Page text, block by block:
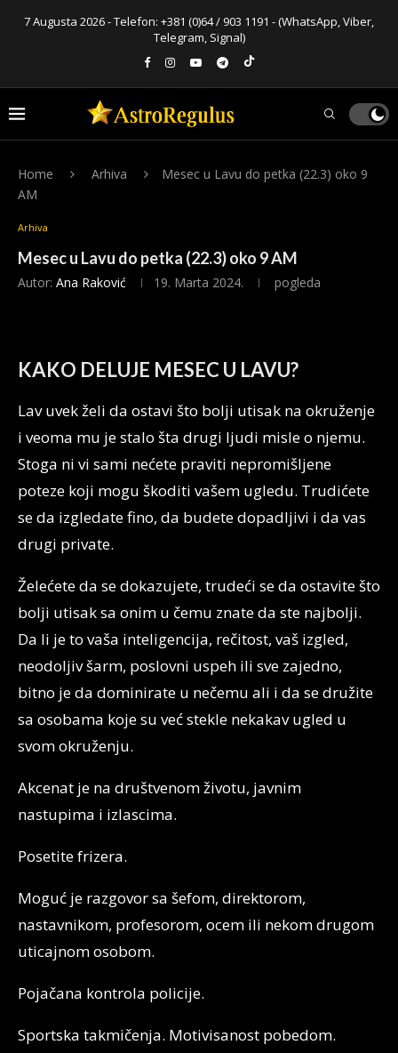
7 Augusta 2026 - Telefon: +381 (0)64 / 903 1191 - (WhatsApp, Viber,
Telegram, Signal)
Home Arhiva
Mesec u Lavu do petka (22.3) oko 9
AM
Arhiva
Mesec u Lavu do petka (22.3) oko 9 AM
Autor: Ana Raković 19. Marta 2024. pogleda
KAKO DELUJE MESEC U LAVU?
Lav uvek želi da ostavi što bolji utisak na okruženje
i veoma mu je stalo šta drugi ljudi misle o njemu.
Stoga ni vi sami nećete praviti nepromišljene
poteze koji mogu škoditi vašem ugledu. Trudićete
se da izgledate fino, da budete dopadljivi i da vas
drugi private.
Želećete da se dokazujete, trudeći se da ostavite što
bolji utisak sa onim u čemu znate da ste najbolji.
Da li je to vaša inteligencija, rečitost, vaš izgled,
neodoljiv šarm, poslovni uspeh ili sve zajedno,
bitno je da dominirate u nečemu ali i da se družite
sa osobama koje su već stekle nekakav ugled u
svom okruženju.
Akcenat je na društvenom životu, javnim
nastupima i izlascima.
Posetite frizera.
Moguć je razgovor sa šefom, direktorom,
nastavnikom, profesorom, ocem ili nekom drugom
uticajnom osobom.
Pojačana kontrola policije.
Sportska takmičenja. Motivisanost pobedom.